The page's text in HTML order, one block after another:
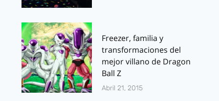
Freezer, familia y
transformaciones del
mejor villano de Dragon
Ball Z
Abril 21, 2015